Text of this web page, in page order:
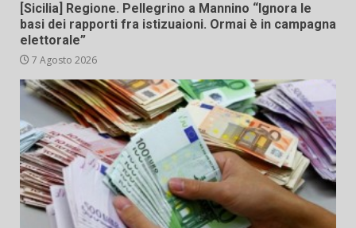
[Sicilia] Regione. Pellegrino a Mannino “Ignora le
basi dei rapporti fra istizuaioni. Ormai è in campagna
elettorale”
7 Agosto 2026